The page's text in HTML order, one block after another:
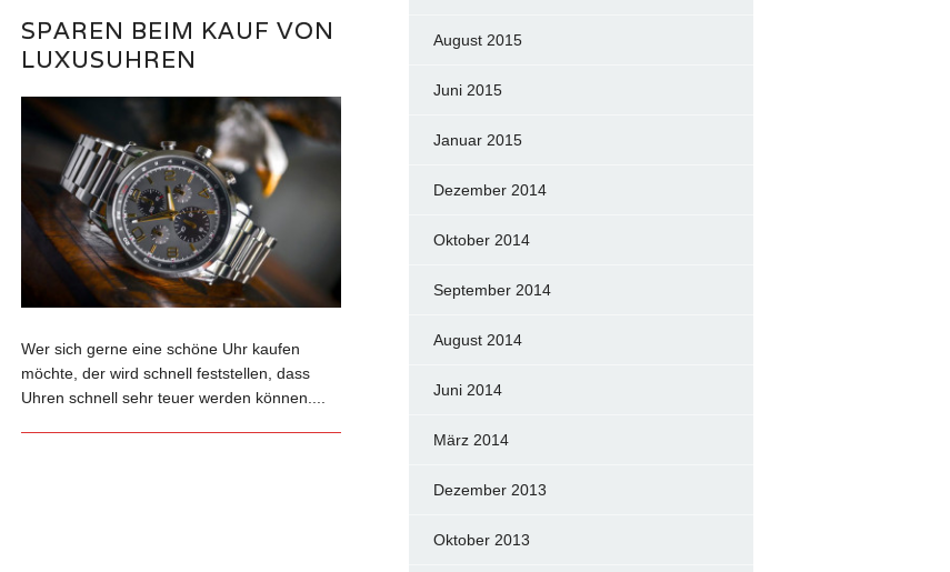
SPAREN BEIM KAUF VON
LUXUSUHREN
Wer sich gerne eine schöne Uhr kaufen
möchte, der wird schnell feststellen, dass
Uhren schnell sehr teuer werden können....
August 2015
Juni 2015
Januar 2015
Dezember 2014
Oktober 2014
September 2014
August 2014
Juni 2014
März 2014
Dezember 2013
Oktober 2013